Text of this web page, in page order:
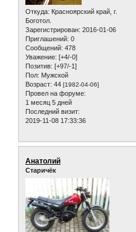
Откуда: Красноярский край, г.
Боготол.
Зарегистрирован: 2016-01-06
Приглашений: 0
Сообщений: 478
Уважение: [+4/-0]
Позитив: [+97/-1]
Пол: Мужской
Возраст: 44 [1982-04-06]
Провел на форуме:
1 месяц 5 дней
Последний визит:
2019-11-08 17:33:36
Анатолий
Старичёк